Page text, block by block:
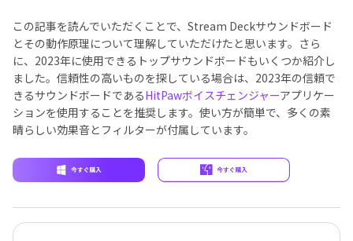
この記事を読んでいただくことで、Stream Deckサウンドボード
とその動作原理について理解していただけたと思います。さら
に、2023年に使用できるトップサウンドボードもいくつか紹介し
ました。信頼性の高いものを探している場合は、2023年の信頼で
きるサウンドボードであるHitPawボイスチェンジャーアプリケー
ションを使用することを推奨します。使い方が簡単で、多くの素
晴らしい効果音とフィルターが付属しています。